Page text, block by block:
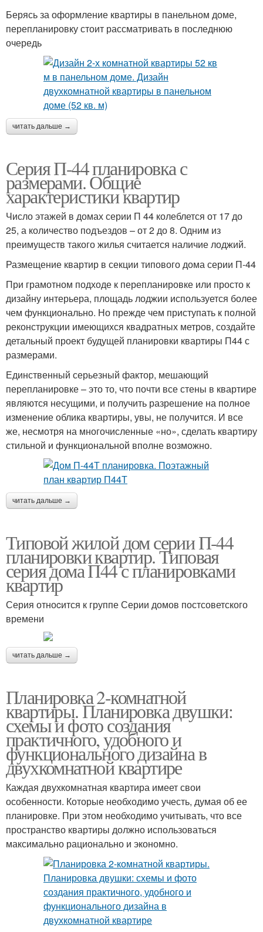
Берясь за оформление квартиры в панельном доме,
перепланировку стоит рассматривать в последнюю
очередь
читать дальше →
Серия П-44 планировка с
размерами. Общие
характеристики квартир
Число этажей в домах серии П 44 колеблется от 17 до
25, а количество подъездов – от 2 до 8. Одним из
преимуществ такого жилья считается наличие лоджий.
Размещение квартир в секции типового дома серии П-44
При грамотном подходе к перепланировке или просто к
дизайну интерьера, площадь лоджии используется более
чем функционально. Но прежде чем приступать к полной
реконструкции имеющихся квадратных метров, создайте
детальный проект будущей планировки квартиры П44 с
размерами.
Единственный серьезный фактор, мешающий
перепланировке – это то, что почти все стены в квартире
являются несущими, и получить разрешение на полное
изменение облика квартиры, увы, не получится. И все
же, несмотря на многочисленные «но», сделать квартиру
стильной и функциональной вполне возможно.
читать дальше →
Типовой жилой дом серии П-44
планировки квартир. Типовая
серия дома П44 с планировками
квартир
Серия отноcится к группе Серии домов постсоветского
времени
читать дальше →
Планировка 2-комнатной
квартиры. Планировка двушки:
схемы и фото создания
практичного, удобного и
функционального дизайна в
двухкомнатной квартире
Каждая двухкомнатная квартира имеет свои
особенности. Которые необходимо учесть, думая об ее
планировке. При этом необходимо учитывать, что все
пространство квартиры должно использоваться
максимально рационально и экономно.